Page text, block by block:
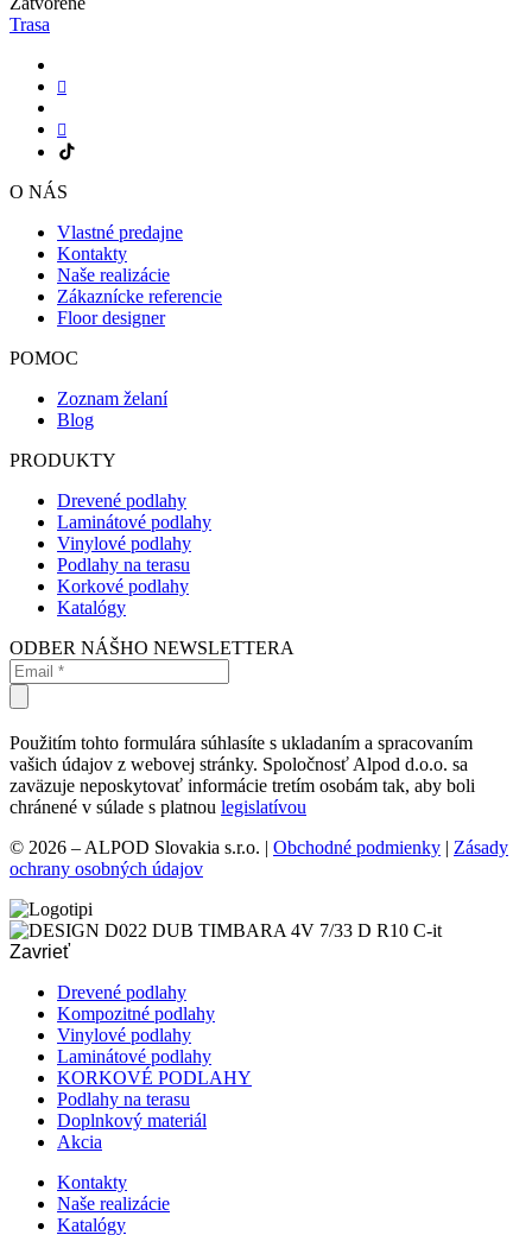
Trasa
O NÁS
Vlastné predajne
Kontakty
Naše realizácie
Zákaznícke referencie
Floor designer
POMOC
Zoznam želaní
Blog
PRODUKTY
Drevené podlahy
Laminátové podlahy
Vinylové podlahy
Podlahy na terasu
Korkové podlahy
Katalógy
ODBER NÁŠHO NEWSLETTERA
Použitím tohto formulára súhlasíte s ukladaním a spracovaním
vašich údajov z webovej stránky. Spoločnosť Alpod d.o.o. sa
zaväzuje neposkytovať informácie tretím osobám tak, aby boli
chránené v súlade s platnou legislatívou
© 2026 – ALPOD Slovakia s.r.o. | Obchodné podmienky | Zásady
ochrany osobných údajov
Zavrieť
Drevené podlahy
Kompozitné podlahy
Vinylové podlahy
Laminátové podlahy
KORKOVÉ PODLAHY
Podlahy na terasu
Doplnkový materiál
Akcia
Kontakty
Naše realizácie
Katalógy